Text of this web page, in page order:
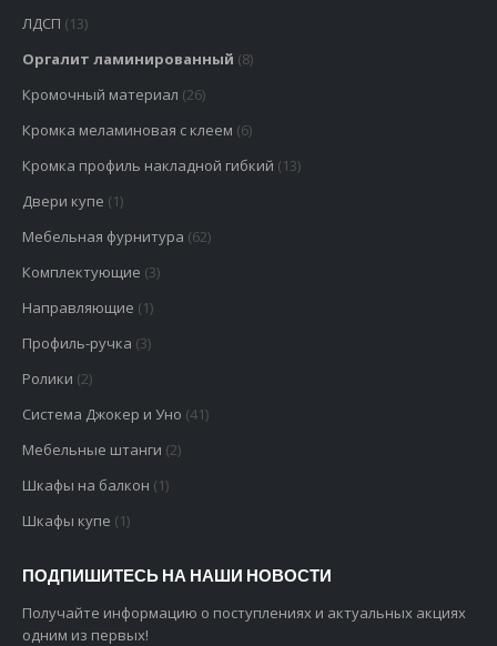
ЛДСП (13)
Оргалит ламинированный (8)
Кромочный материал (26)
Кромка меламиновая с клеем (6)
Кромка профиль накладной гибкий (13)
Двери купе (1)
Мебельная фурнитура (62)
Комплектующие (3)
Направляющие (1)
Профиль-ручка (3)
Ролики (2)
Система Джокер и Уно (41)
Мебельные штанги (2)
Шкафы на балкон (1)
Шкафы купе (1)
ПОДПИШИТЕСЬ НА НАШИ НОВОСТИ
Получайте информацию о поступлениях и актуальных акциях
одним из первых!